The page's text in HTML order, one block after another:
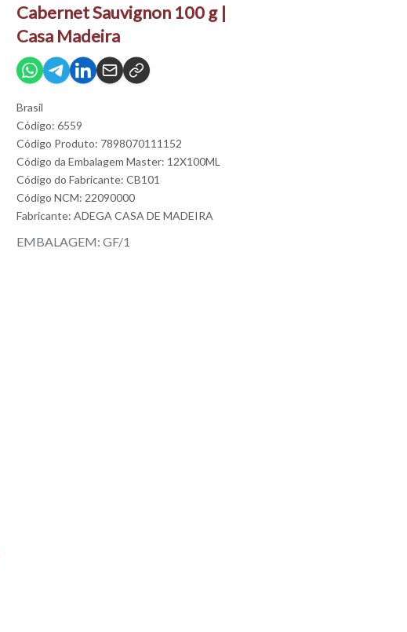
Cabernet Sauvignon 100 g |
Casa Madeira
Brasil
Código: 6559
Código Produto: 7898070111152
Código da Embalagem Master: 12X100ML
Código do Fabricante: CB101
Código NCM: 22090000
Fabricante: ADEGA CASA DE MADEIRA
EMBALAGEM: GF/1